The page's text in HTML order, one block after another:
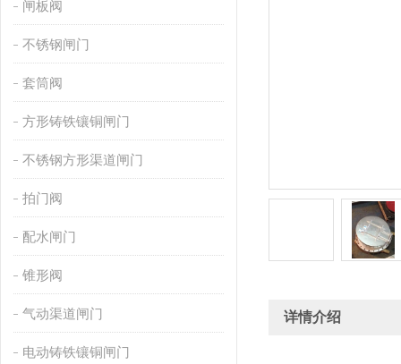
闸板阀
不锈钢闸门
套筒阀
方形铸铁镶铜闸门
不锈钢方形渠道闸门
拍门阀
配水闸门
锥形阀
气动渠道闸门
电动铸铁镶铜闸门
详情介绍